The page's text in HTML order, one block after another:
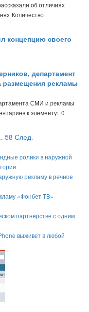
об отличиях
Количество
концепцию своего
департамент
рекламы
СМИ и рекламы
к элементу: 0
58 След.
ролики в наружной
рекламу в речное
«Фонбет ТВ»
партнёрстве с одним
выживет в любой